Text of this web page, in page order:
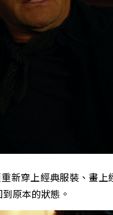
新穿上經典服裝、畫上
原本的狀態。